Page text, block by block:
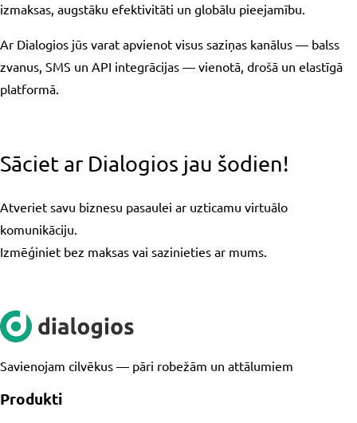
izmaksas, augstāku efektivitāti un globālu pieejamību.
Ar Dialogios jūs varat apvienot visus saziņas kanālus — balss
zvanus, SMS un API integrācijas — vienotā, drošā un elastīgā
platformā.
Sāciet ar Dialogios jau šodien!
Atveriet savu biznesu pasaulei ar uzticamu virtuālo
komunikāciju.
Izmēģiniet bez maksas vai sazinieties ar mums.
Savienojam cilvēkus — pāri robežām un attālumiem
Produkti